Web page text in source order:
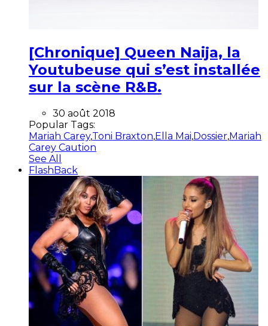
[Chronique] Queen Naija, la
Youtubeuse qui s’est installée
sur la scène R&B.
30 août 2018
Popular Tags:
Mariah Carey,Toni Braxton,Ella Mai,Dossier,Mariah
Carey Caution
See All
FlashBack